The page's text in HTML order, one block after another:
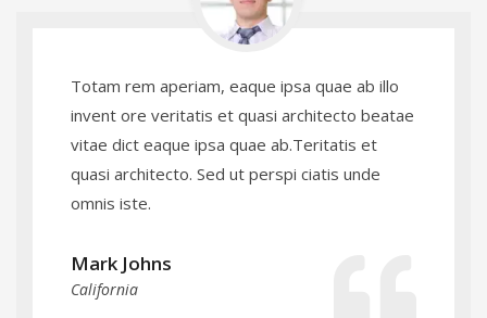
Totam rem aperiam, eaque ipsa quae ab illo
invent ore veritatis et quasi architecto beatae
vitae dict eaque ipsa quae ab.Teritatis et
quasi architecto. Sed ut perspi ciatis unde
omnis iste.
Mark Johns
California